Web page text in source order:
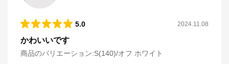
5.0 2024.11.08
かわいいです
商品のバリエーション:S(140)/オフ ホワイト